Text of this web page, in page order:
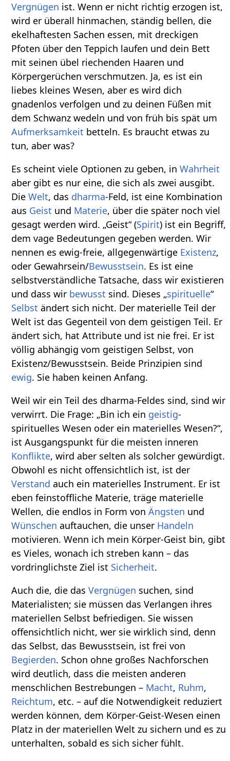
Vergnügen ist. Wenn er nicht richtig erzogen ist,
wird er überall hinmachen, ständig bellen, die
ekelhaftesten Sachen essen, mit dreckigen
Pfoten über den Teppich laufen und dein Bett
mit seinen übel riechenden Haaren und
Körpergerüchen verschmutzen. Ja, es ist ein
liebes kleines Wesen, aber es wird dich
gnadenlos verfolgen und zu deinen Füßen mit
dem Schwanz we⁠deln und von früh bis spät um
Aufmerksamkeit betteln. Es braucht etwas zu
tun, aber was?
Es scheint viele Optionen zu geben, inWahrheit
aber gibt es nur eine, die sich als zwei ausgibt.
DieWelt, das dharma-Feld, ist eine Kombination
aus Geist und Materie, über die später noch viel
gesagt werden wird. „Geist“ (Spirit) ist ein Begriff,
dem vage Bedeutungen gegeben werden. Wir
nennen es ewig-freie, allgegenwärtige Existenz,
oder Gewahrsein/Bewusstsein. Es ist eine
selbstverständliche Tatsache, dass wir existieren
und dass wir bewusst sind. Dieses „spirituelle“
Selbst ändert sich nicht. Der materielle Teil der
Welt ist das Gegenteil von dem geistigen Teil. Er
ändert sich, hat Attribute und ist nie frei. Er ist
völlig abhängig vom geistigen Selbst, von
Existenz/Bewusstsein. Beide Prinzipien sind
ewig. Sie haben keinen Anfang.
Weil wir ein Teil des dharma-Feldes sind, sind wir
verwirrt. Die Frage: „Bin ich ein geistig-
spirituelles Wesen oder ein materielles Wesen?“,
ist Ausgangspunkt für die meisten inneren
Konflikte, wird aber selten als solcher gewürdigt.
Obwohl es nicht offensichtlich ist, ist der
Verstand auch ein materielles Instrument. Er ist
eben feinstoffliche Materie, träge materielle
Wellen, die endlos in Form vonÄngsten und
Wünschen auftauchen, die unser Handeln
motivieren. Wenn ich mein Körper-Geist bin, gibt
es Vieles, wonach ich streben kann – das
vordringlichste Ziel ist Sicherheit.
Auch die, die dasVergnügen suchen, sind
Materialisten; sie müssen das Verlangen ihres
materiellen Selbst befriedigen. Sie wissen
offensichtlich nicht, wer sie wirklich sind, denn
das Selbst, das Bewusstsein, ist frei von
Begierden. Schon ohne großes Nachforschen
wird deutlich, dass die meisten anderen
menschlichen Bestrebungen – Macht, Ruhm,
Reichtum, etc. – auf die Notwendigkeit reduziert
werden können, dem Körper-Geist-Wesen einen
Platz in der materiellen Welt zu sichern und es zu
unterhalten, sobald es sich sicher fühlt.